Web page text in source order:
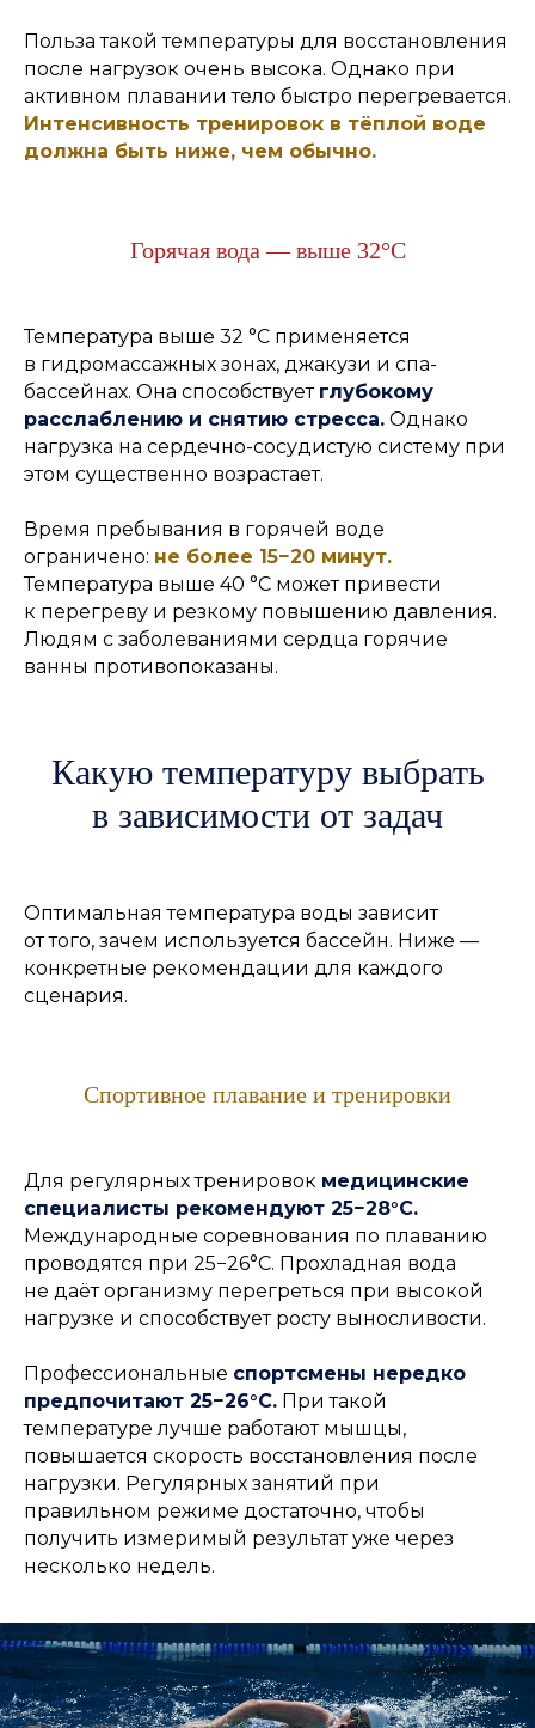
Польза такой температуры для восстановления
после нагрузок очень высока. Однако при
активном плавании тело быстро перегревается.
Интенсивность тренировок в тёплой воде
должна быть ниже, чем обычно.
Горячая вода — выше 32°C
Температура выше 32 °C применяется
в гидромассажных зонах, джакузи и спа-
бассейнах. Она способствует глубокому
расслаблению и снятию стресса. Однако
нагрузка на сердечно-сосудистую систему при
этом существенно возрастает.
Время пребывания в горячей воде
ограничено: не более 15−20 минут.
Температура выше 40 °C может привести
к перегреву и резкому повышению давления.
Людям с заболеваниями сердца горячие
ванны противопоказаны.
Какую температуру выбрать
в зависимости от задач
Оптимальная температура воды зависит
от того, зачем используется бассейн. Ниже —
конкретные рекомендации для каждого
сценария.
Спортивное плавание и тренировки
Для регулярных тренировок медицинские
специалисты рекомендуют 25−28°C.
Международные соревнования по плаванию
проводятся при 25−26°C. Прохладная вода
не даёт организму перегреться при высокой
нагрузке и способствует росту выносливости.
Профессиональные спортсмены нередко
предпочитают 25−26°C. При такой
температуре лучше работают мышцы,
повышается скорость восстановления после
нагрузки. Регулярных занятий при
правильном режиме достаточно, чтобы
получить измеримый результат уже через
несколько недель.